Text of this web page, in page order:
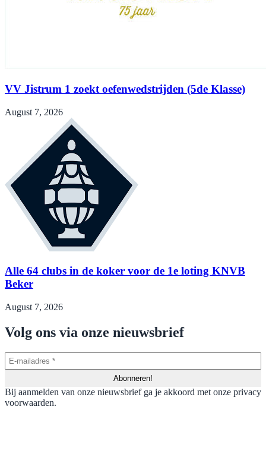
VV Jistrum 1 zoekt oefenwedstrijden (5de Klasse)
August 7, 2026
Alle 64 clubs in de koker voor de 1e loting KNVB
Beker
August 7, 2026
Volg ons via onze nieuwsbrief
Bij aanmelden van onze nieuwsbrief ga je akkoord met onze privacy
voorwaarden.